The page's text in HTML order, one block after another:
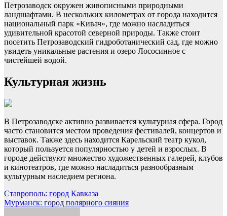
Петрозаводск окружен живописными природными
ландшафтами. В нескольких километрах от города находится
национальный парк «Кивач», где можно насладиться
удивительной красотой северной природы. Также стоит
посетить Петрозаводский гидроботанический сад, где можно
увидеть уникальные растения и озеро Лососинное с
чистейшей водой.
Культурная жизнь
В Петрозаводске активно развивается культурная сфера. Город
часто становится местом проведения фестивалей, концертов и
выставок. Также здесь находится Карельский театр кукол,
который пользуется популярностью у детей и взрослых. В
городе действуют множество художественных галерей, клубов
и кинотеатров, где можно насладиться разнообразным
культурным наследием региона.
Навигация
по
Ставрополь: город Кавказа
Мурманск: город полярного сияния